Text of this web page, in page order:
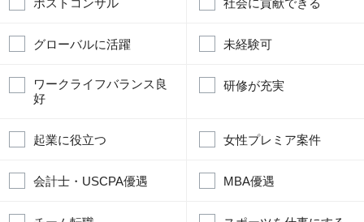
ポストコンサル 社会に貢献できる
グローバルに活躍 未経験可
ワークライフバランス良
好
研修が充実
起業に役立つ 女性プレミア案件
会計士・USCPA優遇 MBA優遇